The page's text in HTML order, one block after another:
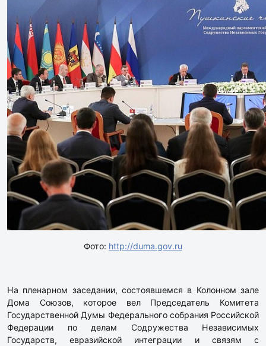
Фото: http://duma.gov.ru
На пленарном заседании, состоявшемся в Колонном зале
Дома Союзов, которое вел Председатель Комитета
Государственной Думы Федерального собрания Российской
Федерации по делам Содружества Независимых
Государств, евразийской интеграции и связям с